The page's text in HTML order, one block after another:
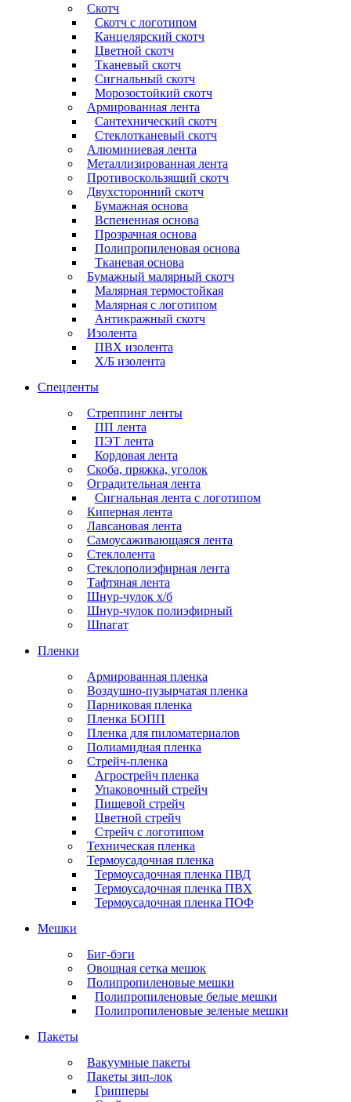
Скотч
Скотч с логотипом
Канцелярский скотч
Цветной скотч
Тканевый скотч
Сигнальный скотч
Морозостойкий скотч
Армированная лента
Сантехнический скотч
Стеклотканевый скотч
Алюминиевая лента
Металлизированная лента
Противоскользящий скотч
Двухсторонний скотч
Бумажная основа
Вспененная основа
Прозрачная основа
Полипропиленовая основа
Тканевая основа
Бумажный малярный скотч
Малярная термостойкая
Малярная с логотипом
Антикражный скотч
Изолента
ПВХ изолента
Х/Б изолента
Спецленты
Стреппинг ленты
ПП лента
ПЭТ лента
Кордовая лента
Скоба, пряжка, уголок
Оградительная лента
Сигнальная лента с логотипом
Киперная лента
Лавсановая лента
Самоусаживающаяся лента
Стеклолента
Стеклополиэфирная лента
Тафтяная лента
Шнур-чулок х/б
Шнур-чулок полиэфирный
Шпагат
Пленки
Армированная пленка
Воздушно-пузырчатая пленка
Парниковая пленка
Пленка БОПП
Пленка для пиломатериалов
Полиамидная пленка
Стрейч-пленка
Агрострейч пленка
Упаковочный стрейч
Пищевой стрейч
Цветной стрейч
Стрейч с логотипом
Техническая пленка
Термоусадочная пленка
Термоусадочная пленка ПВД
Термоусадочная пленка ПВХ
Термоусадочная пленка ПОФ
Мешки
Биг-бэги
Овощная сетка мешок
Полипропиленовые мешки
Полипропиленовые белые мешки
Полипропиленовые зеленые мешки
Пакеты
Вакуумные пакеты
Пакеты зип-лок
Грипперы